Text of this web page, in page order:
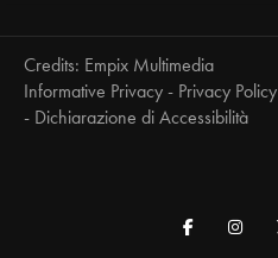
Credits: Empix Multimedia
Informative Privacy - Privacy Policy
- Dichiarazione di Accessibilità